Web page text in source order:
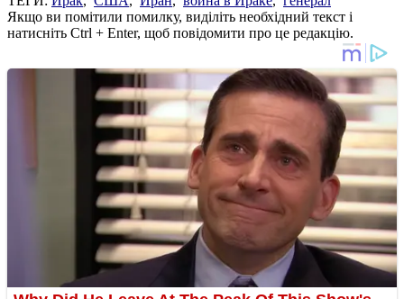
Якщо ви помітили помилку, виділіть необхідний текст і
натисніть Ctrl + Enter, щоб повідомити про це редакцію.